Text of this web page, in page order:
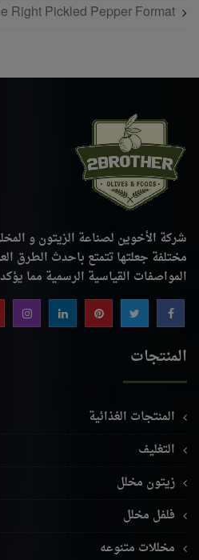
Right Pickled Pepper Format
شركة الأخوين لصناعة الزيتون و
مختلفة جعلتها تتمتع باحدث الطرق
المواصفات القياسية الرسمية مما
المنتجات
المنتجات الغذائية
التغليف
زيتون مخلل
فلفل مخلل
مخللات متنوعه